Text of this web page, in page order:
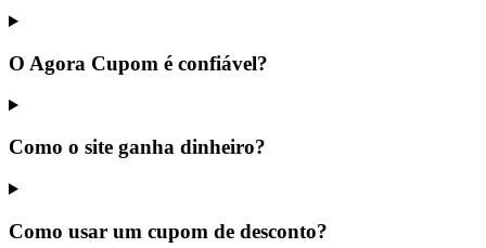
O Agora Cupom é confiável?
Como o site ganha dinheiro?
Como usar um cupom de desconto?